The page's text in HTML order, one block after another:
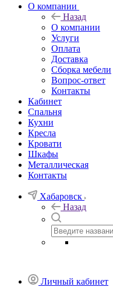
О компании
Назад
О компании
Услуги
Оплата
Доставка
Сборка мебели
Вопрос-ответ
Контакты
Кабинет
Спальня
Кухни
Кресла
Кровати
Шкафы
Металлическая
Контакты
Хабаровск
Назад
Личный кабинет